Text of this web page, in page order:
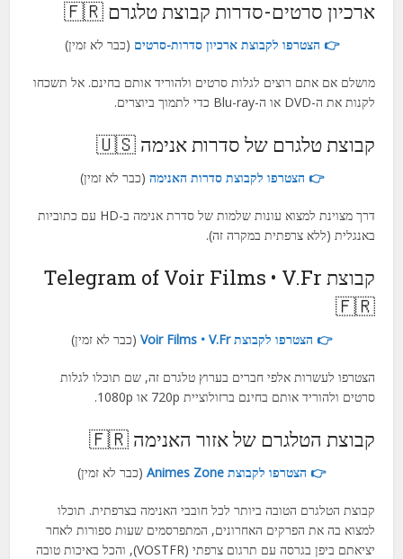
ארכיון סרטים-סדרות קבוצת טלגרם 🇫🇷
👉 הצטרפו לקבוצת ארכיון סדרות-סרטים (כבר לא זמין)
מושלם אם אתם רוצים לגלות סרטים ולהוריד אותם בחינם. אל תשכחו
לקנות את ה-DVD או ה-Blu-ray כדי לתמוך ביוצרים.
קבוצת טלגרם של סדרות אנימה 🇺🇸
👉 הצטרפו לקבוצת סדרות האנימה (כבר לא זמין)
דרך מצוינת למצוא עונות שלמות של סדרת אנימה ב-HD עם כתוביות
באנגלית (ללא צרפתית במקרה זה).
קבוצת Telegram of Voir Films • V.Fr
🇫🇷
👉 הצטרפו לקבוצת Voir Films • V.Fr (כבר לא זמין)
הצטרפו לעשרות אלפי חברים בערוץ טלגרם זה, שם תוכלו לגלות
סרטים ולהוריד אותם בחינם ברזולוציית 720p או 1080p.
קבוצת הטלגרם של אזור האנימה 🇫🇷
👉 הצטרפו לקבוצת Animes Zone (כבר לא זמין)
קבוצת הטלגרם הטובה ביותר לכל חובבי האנימה בצרפתית. תוכלו
למצוא בה את הפרקים האחרונים, המתפרסמים שעות ספורות לאחר
יציאתם ביפן בגרסה עם תרגום צרפתי (VOSTFR), והכל באיכות טובה